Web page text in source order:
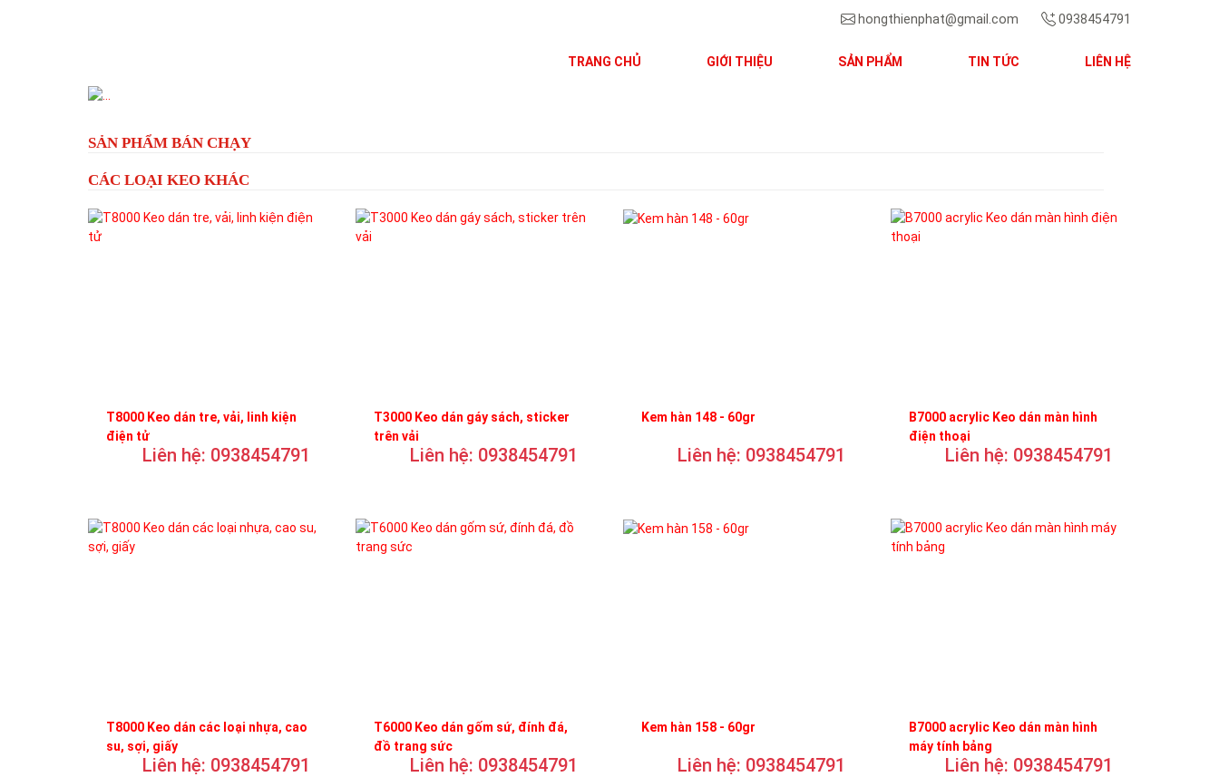
hongthienphat@gmail.com 0938454791
TRANG CHỦ GIỚI THIỆU SẢN PHẨM TIN TỨC LIÊN HỆ
SẢN PHẨM BÁN CHẠY
CÁC LOẠI KEO KHÁC
T8000 Keo dán tre, vải, linh kiện
điện tử
Liên hệ: 0938454791
T3000 Keo dán gáy sách, sticker
trên vải
Liên hệ: 0938454791
Kem hàn 148 - 60gr
Liên hệ: 0938454791
B7000 acrylic Keo dán màn hình
điện thoại
Liên hệ: 0938454791
T8000 Keo dán các loại nhựa, cao
su, sợi, giấy
Liên hệ: 0938454791
T6000 Keo dán gốm sứ, đính đá,
đồ trang sức
Liên hệ: 0938454791
Kem hàn 158 - 60gr
Liên hệ: 0938454791
B7000 acrylic Keo dán màn hình
máy tính bảng
Liên hệ: 0938454791